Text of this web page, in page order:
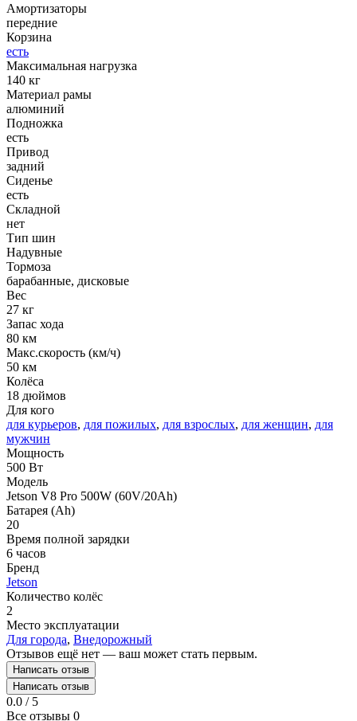
Амортизаторы
передние
Корзина
есть
Максимальная нагрузка
140 кг
Материал рамы
алюминий
Подножка
есть
Привод
задний
Сиденье
есть
Складной
нет
Тип шин
Надувные
Тормоза
барабанные, дисковые
Вес
27 кг
Запас хода
80 км
Макс.скорость (км/ч)
50 км
Колёса
18 дюймов
Для кого
для курьеров, для пожилых, для взрослых, для женщин, для
мужчин
Мощность
500 Вт
Модель
Jetson V8 Pro 500W (60V/20Ah)
Батарея (Ah)
20
Время полной зарядки
6 часов
Бренд
Jetson
Количество колёс
2
Место эксплуатации
Для города, Внедорожный
Отзывов ещё нет — ваш может стать первым.
Написать отзыв
Написать отзыв
0.0 / 5
Все отзывы 0